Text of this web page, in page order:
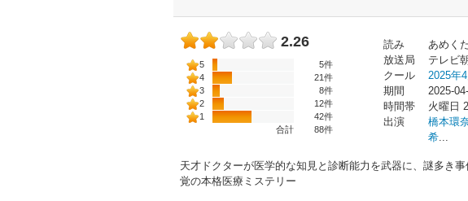
2.26
5
5件
4
21件
3
8件
2
12件
1
42件
合計
88件
読み
あめく
放送局
テレビ
クール
2025年
期間
2025-
時間帯
火曜日
出演
橋本環
希...
天才ドクターが医学的な知見と診断能力を武器に、謎多き
覚の本格医療ミステリー